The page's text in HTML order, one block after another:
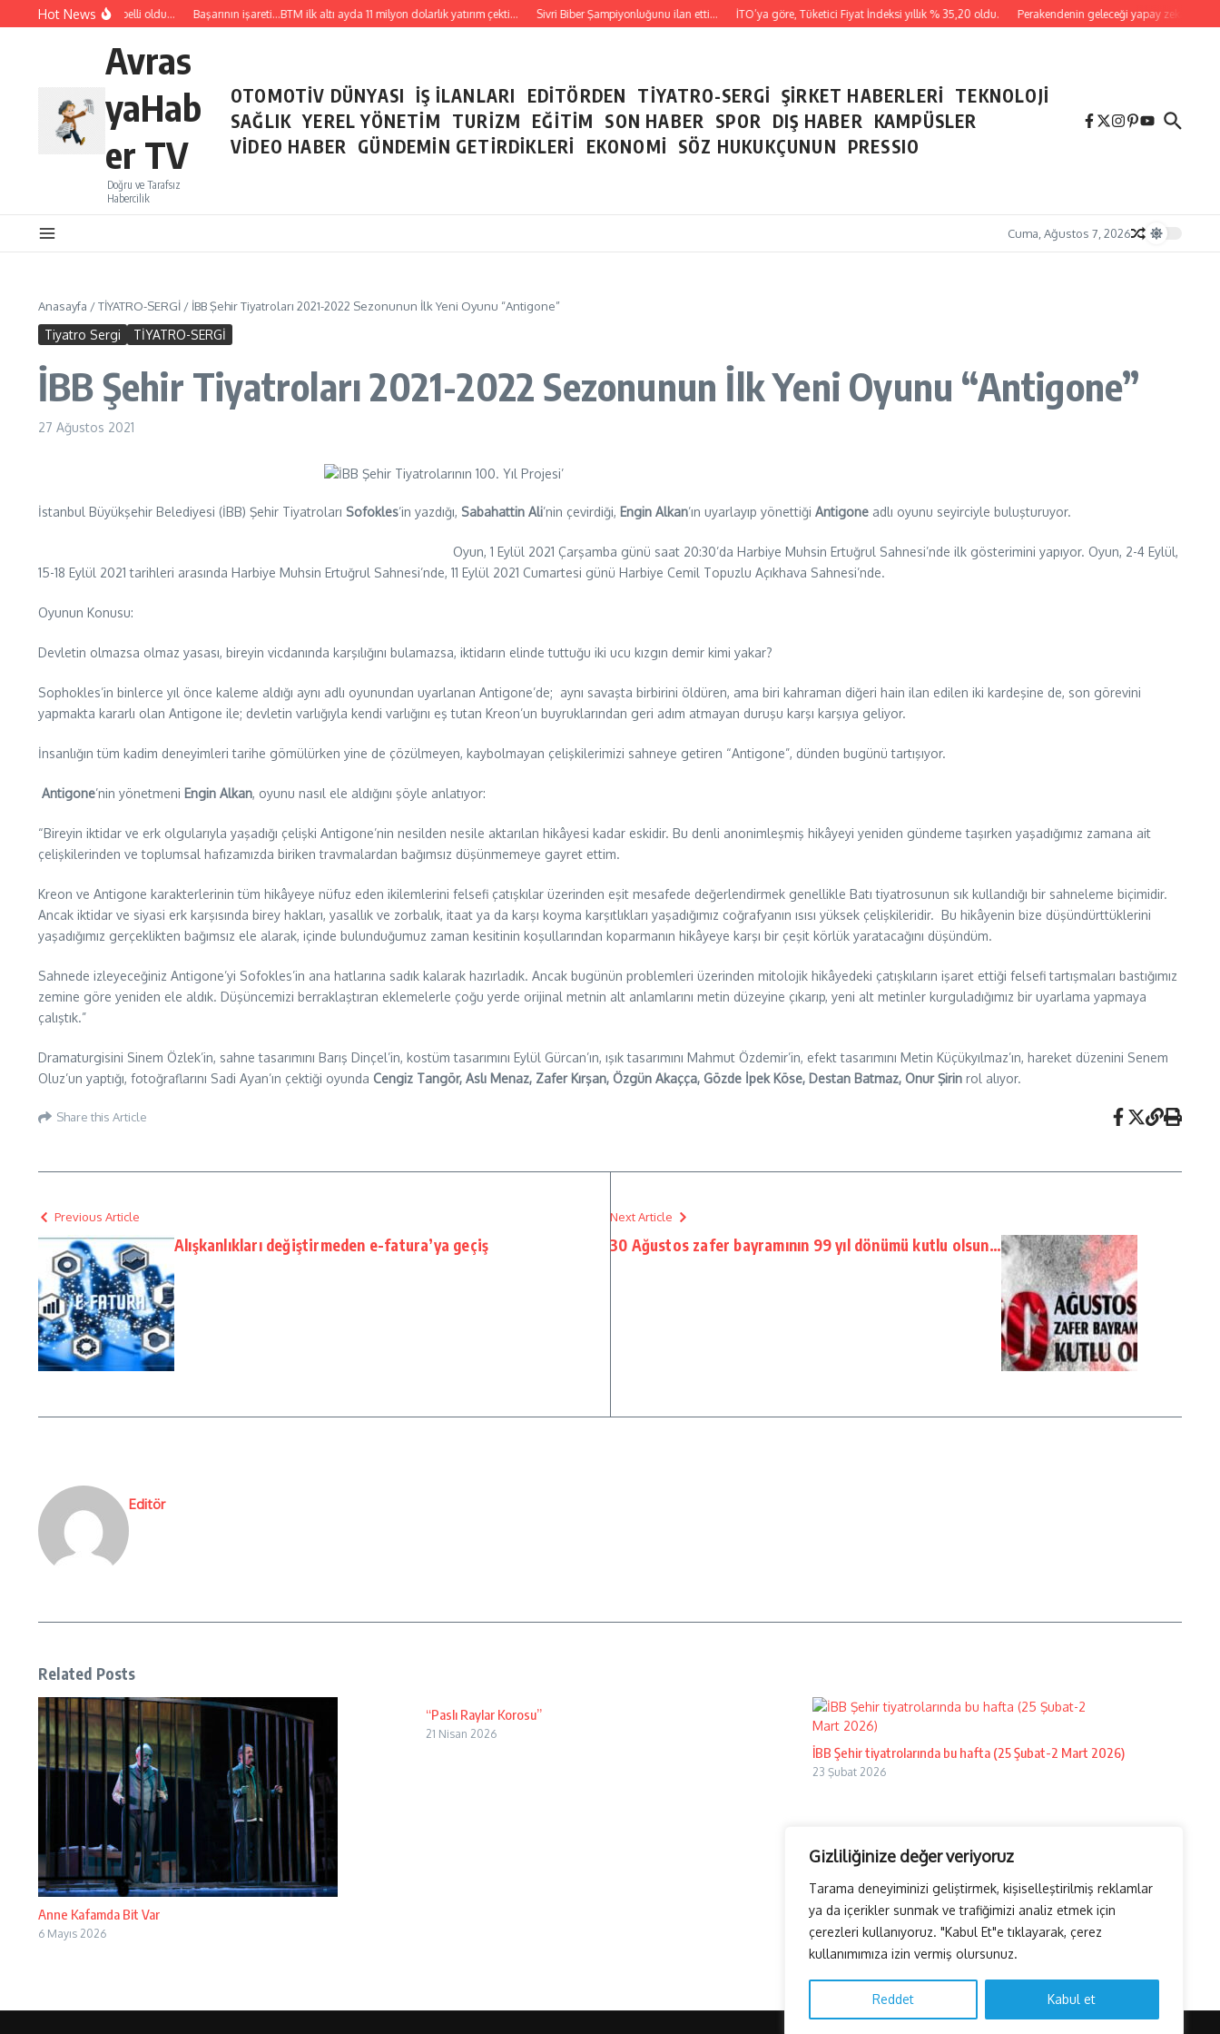
Gizliliğinize değer veriyoruz
Tarama deneyiminizi geliştirmek, kişiselleştirilmiş reklamlar
ya da içerikler sunmak ve trafiğimizi analiz etmek için
çerezleri kullanıyoruz. "Kabul Et"e tıklayarak, çerez
kullanımımıza izin vermiş olursunuz.
Reddet Kabul et
İçeriğe atlaHot News
Temmuz ayı ihracatı belli oldu… Başarının işareti…BTM ilk altı ayda 11 milyon dolarlık yatırım çekti… Sivri Biber Şampiyonluğunu ilan etti… İTO’ya göre, Tüketici Fiyat İndeksi yıllık % 35,20 oldu. Perakendenin geleceği yapay zeka ile
Avras
yaHab
er TV
Doğru ve Tarafsız
Habercilik
OTOMOTİV DÜNYASI İŞ İLANLARI EDİTÖRDEN TİYATRO-SERGİ ŞİRKET HABERLERİ TEKNOLOJİ
SAĞLIK YEREL YÖNETİM TURİZM EĞİTİM SON HABER SPOR DIŞ HABER
KAMPÜSLER
VİDEO HABER
GÜNDEMİN GETİRDİKLERİ EKONOMİ SÖZ HUKUKÇUNUN PRESSIO
Cuma, Ağustos 7, 2026
Anasayfa /TİYATRO-SERGİ / İBB Şehir Tiyatroları 2021-2022 Sezonunun İlk Yeni Oyunu “Antigone”
Tiyatro Sergi TİYATRO-SERGİ
İBB Şehir Tiyatroları 2021-2022 Sezonunun İlk Yeni Oyunu “Antigone”
27 Ağustos 2021
İstanbul Büyükşehir Belediyesi (İBB) Şehir Tiyatroları Sofokles’in yazdığı, Sabahattin Ali’nin çevirdiği, Engin Alkan’ın uyarlayıp yönettiği Antigone adlı oyunu seyirciyle buluşturuyor.
Oyun, 1 Eylül 2021 Çarşamba günü saat 20:30’da Harbiye Muhsin Ertuğrul Sahnesi’nde ilk gösterimini yapıyor. Oyun, 2-4 Eylül,
15-18 Eylül 2021 tarihleri arasında Harbiye Muhsin Ertuğrul Sahnesi’nde, 11 Eylül 2021 Cumartesi günü Harbiye Cemil Topuzlu Açıkhava Sahnesi’nde.
Oyunun Konusu:
Devletin olmazsa olmaz yasası, bireyin vicdanında karşılığını bulamazsa, iktidarın elinde tuttuğu iki ucu kızgın demir kimi yakar?
Sophokles’in binlerce yıl önce kaleme aldığı aynı adlı oyunundan uyarlanan Antigone’de; aynı savaşta birbirini öldüren, ama biri kahraman diğeri hain ilan edilen iki kardeşine de, son görevini
yapmakta kararlı olan Antigone ile; devletin varlığıyla kendi varlığını eş tutan Kreon’un buyruklarından geri adım atmayan duruşu karşı karşıya geliyor.
İnsanlığın tüm kadim deneyimleri tarihe gömülürken yine de çözülmeyen, kaybolmayan çelişkilerimizi sahneye getiren “Antigone”, dünden bugünü tartışıyor.
Antigone’nin yönetmeni Engin Alkan, oyunu nasıl ele aldığını şöyle anlatıyor:
“Bireyin iktidar ve erk olgularıyla yaşadığı çelişki Antigone’nin nesilden nesile aktarılan hikâyesi kadar eskidir. Bu denli anonimleşmiş hikâyeyi yeniden gündeme taşırken yaşadığımız zamana ait
çelişkilerinden ve toplumsal hafızamızda biriken travmalardan bağımsız düşünmemeye gayret ettim.
Kreon ve Antigone karakterlerinin tüm hikâyeye nüfuz eden ikilemlerini felsefi çatışkılar üzerinden eşit mesafede değerlendirmek genellikle Batı tiyatrosunun sık kullandığı bir sahneleme biçimidir.
Ancak iktidar ve siyasi erk karşısında birey hakları, yasallık ve zorbalık, itaat ya da karşı koyma karşıtlıkları yaşadığımız coğrafyanın ısısı yüksek çelişkileridir. Bu hikâyenin bize düşündürttüklerini
yaşadığımız gerçeklikten bağımsız ele alarak, içinde bulunduğumuz zaman kesitinin koşullarından koparmanın hikâyeye karşı bir çeşit körlük yaratacağını düşündüm.
Sahnede izleyeceğiniz Antigone’yi Sofokles’in ana hatlarına sadık kalarak hazırladık. Ancak bugünün problemleri üzerinden mitolojik hikâyedeki çatışkıların işaret ettiği felsefi tartışmaları bastığımız
zemine göre yeniden ele aldık. Düşüncemizi berraklaştıran eklemelerle çoğu yerde orijinal metnin alt anlamlarını metin düzeyine çıkarıp, yeni alt metinler kurguladığımız bir uyarlama yapmaya
çalıştık.”
Dramaturgisini Sinem Özlek’in, sahne tasarımını Barış Dinçel’in, kostüm tasarımını Eylül Gürcan’ın, ışık tasarımını Mahmut Özdemir’in, efekt tasarımını Metin Küçükyılmaz’ın, hareket düzenini Senem
Oluz’un yaptığı, fotoğraflarını Sadi Ayan’ın çektiği oyunda Cengiz Tangör, Aslı Menaz, Zafer Kırşan, Özgün Akaçça, Gözde İpek Köse, Destan Batmaz, Onur Şirin rol alıyor.
Share this Article
Previous Article
Alışkanlıkları değiştirmeden e-fatura’ya geçiş
Next Article
30 Ağustos zafer bayramının 99 yıl dönümü kutlu olsun…
Editör
Related Posts
Anne Kafamda Bit Var
6 Mayıs 2026
“Paslı Raylar Korosu”
21 Nisan 2026
İBB Şehir tiyatrolarında bu hafta (25 Şubat-2 Mart 2026)
23 Şubat 2026